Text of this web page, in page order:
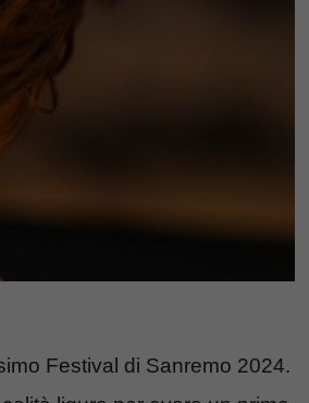
Festival di Sanremo 2024.